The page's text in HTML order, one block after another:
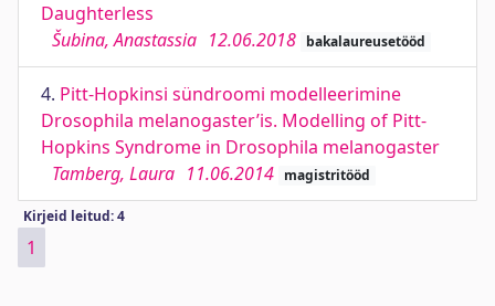
Daughterless
Šubina, Anastassia 12.06.2018 bakalaureusetööd
4. Pitt-Hopkinsi sündroomi modelleerimine
Drosophila melanogaster’is. Modelling of Pitt-
Hopkins Syndrome in Drosophila melanogaster
Tamberg, Laura 11.06.2014 magistritööd
Kirjeid leitud: 4
1